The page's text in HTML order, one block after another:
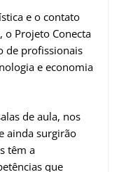
e o contato
o Projeto Conecta
de profissionais
e economia
de aula, nos
ainda surgirão
têm a
que